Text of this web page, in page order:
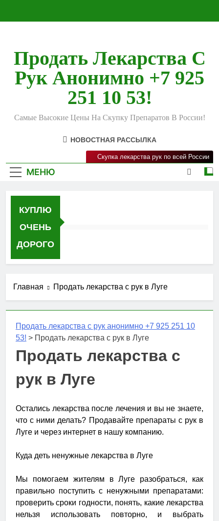
Продать Лекарства С
Рук Анонимно +7 925
251 10 53!
Самые Высокие Цены На Скупку Препаратов В России!
НОВОСТНАЯ РАССЫЛКА
МЕНЮ
Скупка лекарства рук по всей России
КУПЛЮ
ОЧЕНЬ
ДОРОГО
Главная Продать лекарства с рук в Луге
Продать лекарства с рук анонимно +7 925 251 10
53! > Продать лекарства с рук в Луге
Продать лекарства с
рук в Луге
Остались лекарства после лечения и вы не знаете,
что с ними делать? Продавайте препараты с рук в
Луге и через интернет в нашу компанию.
Куда деть ненужные лекарства в Луге
Мы помогаем жителям в Луге разобраться, как
правильно поступить с ненужными препаратами:
проверить сроки годности, понять, какие лекарства
нельзя использовать повторно, и выбрать